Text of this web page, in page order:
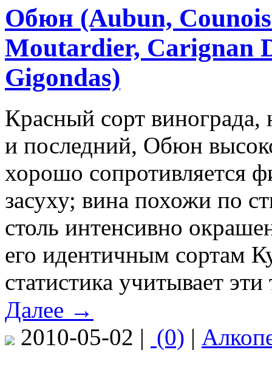
Обюн (Aubun,
Moutardier, Carignan
Gigondas)
Красный сорт
и последний, Обюн
хорошо сопротивляется
засуху; вина похожи по
столь интенсивно
его идентичным сортам
статистика учитывает
Далее →
2010-05-02 | (0) |